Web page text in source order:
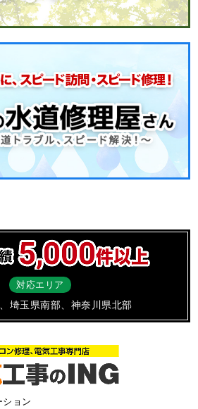
対応エリア
埼玉県南部、神奈川県北部
ョン